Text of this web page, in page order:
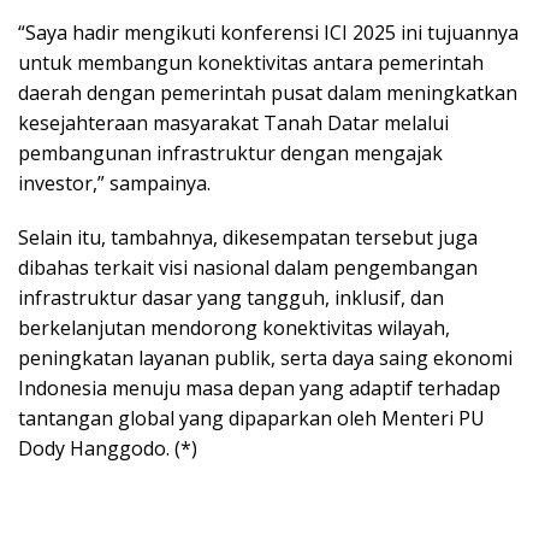
“Saya hadir mengikuti konferensi ICI 2025 ini tujuannya
untuk membangun konektivitas antara pemerintah
daerah dengan pemerintah pusat dalam meningkatkan
kesejahteraan masyarakat Tanah Datar melalui
pembangunan infrastruktur dengan mengajak
investor,” sampainya.
Selain itu, tambahnya, dikesempatan tersebut juga
dibahas terkait visi nasional dalam pengembangan
infrastruktur dasar yang tangguh, inklusif, dan
berkelanjutan mendorong konektivitas wilayah,
peningkatan layanan publik, serta daya saing ekonomi
Indonesia menuju masa depan yang adaptif terhadap
tantangan global yang dipaparkan oleh Menteri PU
Dody Hanggodo. (*)